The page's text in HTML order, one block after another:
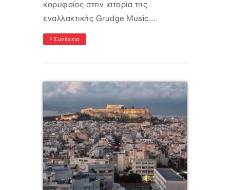
κορυφαίος στην ιστορία της
εναλλακτικής Grudge Music...
Συνέχεια